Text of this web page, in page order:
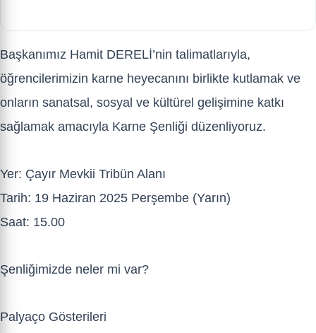
Başkanımız Hamit DERELİ’nin talimatlarıyla,
öğrencilerimizin karne heyecanını birlikte kutlamak ve
onların sanatsal, sosyal ve kültürel gelişimine katkı
sağlamak amacıyla Karne Şenliği düzenliyoruz.
Yer: Çayır Mevkii Tribün Alanı
Tarih: 19 Haziran 2025 Perşembe (Yarın)
Saat: 15.00
Şenliğimizde neler mi var?
Palyaço Gösterileri